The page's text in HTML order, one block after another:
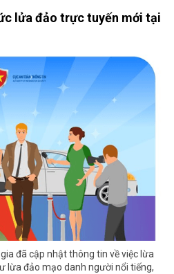
lửa đảo trực tuyến mới tại
đã cập nhật thông tin về việc lừa
lừa đảo mạo danh người nổi tiếng,